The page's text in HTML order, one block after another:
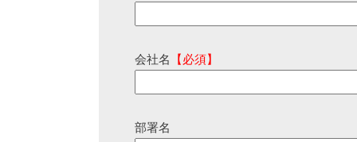
会社名 【必須】
部署名